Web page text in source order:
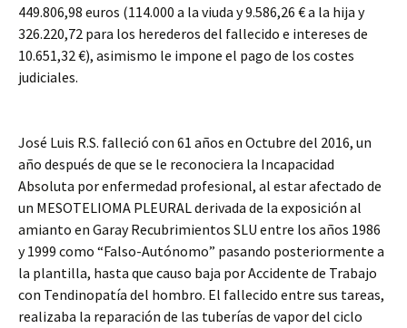
449.806,98 euros (114.000 a la viuda y 9.586,26 € a la hija y
326.220,72 para los herederos del fallecido e intereses de
10.651,32 €), asimismo le impone el pago de los costes
judiciales.
José Luis R.S. falleció con 61 años en Octubre del 2016, un
año después de que se le reconociera la Incapacidad
Absoluta por enfermedad profesional, al estar afectado de
un MESOTELIOMA PLEURAL derivada de la exposición al
amianto en Garay Recubrimientos SLU entre los años 1986
y 1999 como “Falso-Autónomo” pasando posteriormente a
la plantilla, hasta que causo baja por Accidente de Trabajo
con Tendinopatía del hombro. El fallecido entre sus tareas,
realizaba la reparación de las tuberías de vapor del ciclo